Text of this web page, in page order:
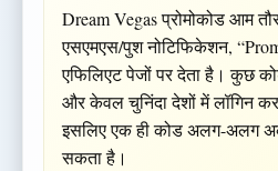
Dream Vegas प्रोमोकोड आम
एसएमएस/पुश नोटिफिकेशन,
एफिलिएट पेजों पर देता है। कुछ
और केवल चुनिंदा देशों में लॉगिन
इसलिए एक ही कोड अलग-अलग
सकता है।